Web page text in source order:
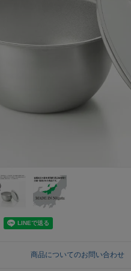
商品についてのお問い合わせ